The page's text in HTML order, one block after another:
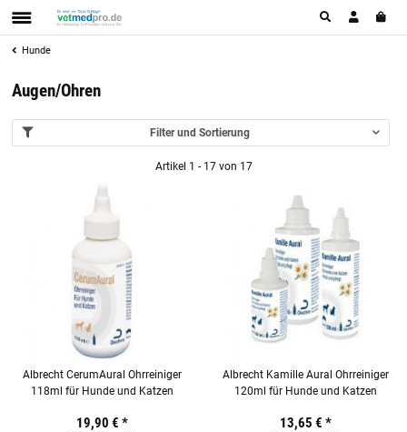
Hunde
Augen/Ohren
Filter und Sortierung
Artikel 1 - 17 von 17
Albrecht CerumAural Ohrreiniger
118ml für Hunde und Katzen
19,90 € *
Albrecht Kamille Aural Ohrreiniger
120ml für Hunde und Katzen
13,65 € *